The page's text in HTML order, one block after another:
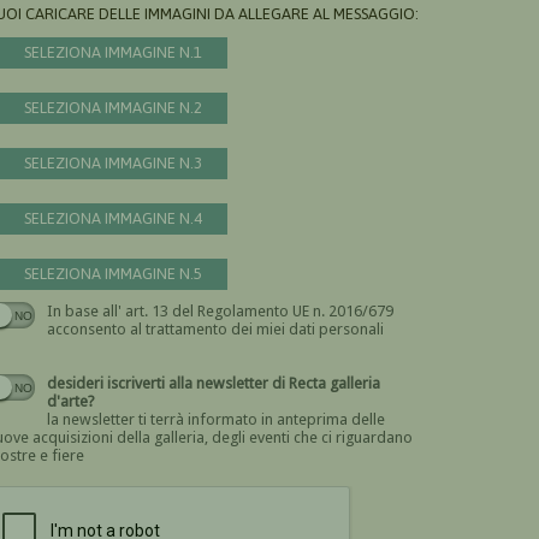
CARICARE DELLE IMMAGINI DA ALLEGARE AL MESSAGGIO:
SELEZIONA IMMAGINE N.1
SELEZIONA IMMAGINE N.2
SELEZIONA IMMAGINE N.3
SELEZIONA IMMAGINE N.4
SELEZIONA IMMAGINE N.5
In base all' art. 13 del Regolamento UE n. 2016/679
acconsento al trattamento dei miei dati personali
Devi dare il consenso
desideri iscriverti alla newsletter di Recta galleria
d'arte?
la newsletter ti terrà informato in anteprima delle
acquisizioni della galleria, degli eventi che ci riguardano
e fiere